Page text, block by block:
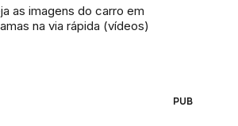
as imagens do carro em
na via rápida (vídeos)
PUB